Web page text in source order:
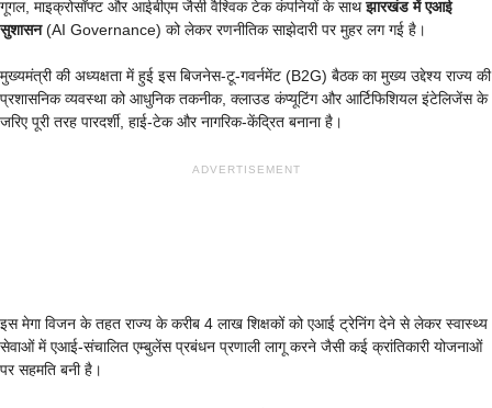
गूगल, माइक्रोसॉफ्ट और आईबीएम जैसी वैश्विक टेक कंपनियों के साथझारखंड में एआई
सुशासन(AI Governance) को लेकर रणनीतिक साझेदारी पर मुहर लग गई है।
मुख्यमंत्री की अध्यक्षता में हुई इस बिजनेस-टू-गवर्नमेंट (B2G) बैठक का मुख्य उद्देश्य राज्य की
प्रशासनिक व्यवस्था को आधुनिक तकनीक, क्लाउड कंप्यूटिंग और आर्टिफिशियल इंटेलिजेंस के
जरिए पूरी तरह पारदर्शी, हाई-टेक और नागरिक-केंद्रित बनाना है।
ADVERTISEMENT
इस मेगा विजन के तहत राज्य के करीब 4 लाख शिक्षकों को एआई ट्रेनिंग देने से लेकर स्वास्थ्य
सेवाओं में एआई-संचालित एम्बुलेंस प्रबंधन प्रणाली लागू करने जैसी कई क्रांतिकारी योजनाओं
पर सहमति बनी है।